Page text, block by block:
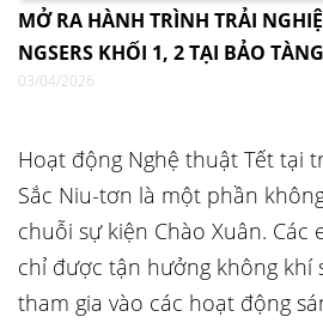
MỞ RA HÀNH TRÌNH TRẢI
NGSERS KHỐI 1, 2 TẠI BẢO
03/04/2026
Hoạt động Nghệ thuật Tết tại
Sắc Niu-tơn là một phần
chuỗi sự kiện Chào Xuân. Các
chỉ được tận hưởng không khí
tham gia vào các hoạt động